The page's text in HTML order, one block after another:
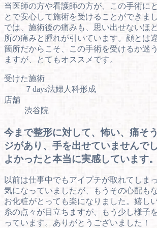
当医師の方や看護師の方が、この手術に
とで安心して施術を受けることができま
では、施術後の痛みも、思い出せないほ
所の痛みと腫れが引いています。顔とは
箇所だからこそ、この手術を受けるか迷
ますが、とてもオススメです。
受けた施術
７days法婦人科形成
店舗
渋谷院
今まで整形に対して、怖い、痛そ
ジがあり、手を出せていませんで
よかったと本当に実感しています。
以前は仕事中でもアイプチが取れてしま
気になっていましたが、もうその心配も
お化粧がとっても楽になりました。嬉し
糸の点々が目立ちますが、もう少し様子
っています。ありがとうございました！